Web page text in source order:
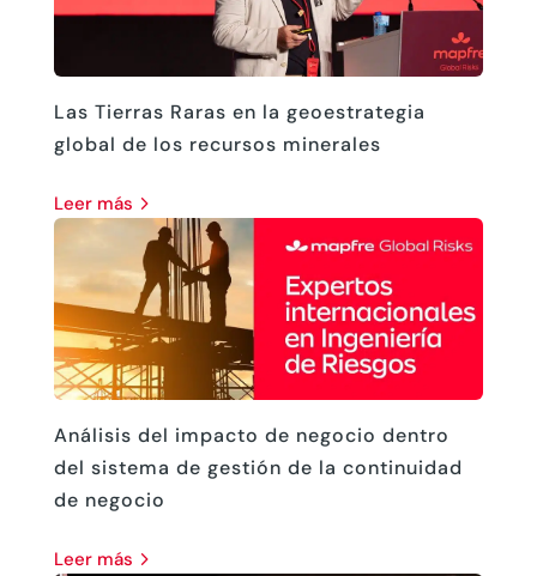
Las Tierras Raras en la geoestrategia
global de los recursos minerales
leer más
Análisis del impacto de negocio dentro
del sistema de gestión de la continuidad
de negocio
leer más